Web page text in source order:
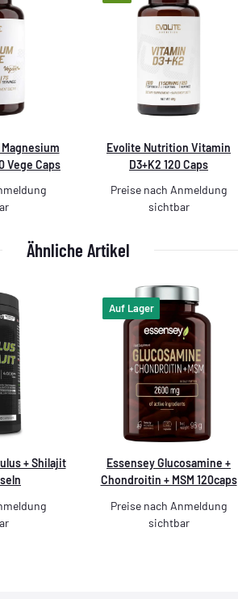
Vege Caps
Evolite Nutrition Vitamin
D3+K2 120 Caps
Preise nach Anmeldung
sichtbar
Ähnliche Artikel
+ Shilajit
Auf Lager
Essensey Glucosamine +
Chondroitin + MSM 120caps
Preise nach Anmeldung
sichtbar